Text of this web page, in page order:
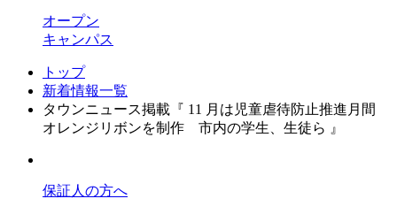
オープン
キャンパス
トップ
新着情報一覧
タウンニュース掲載『 11 月は児童虐待防止推進月間
オレンジリボンを制作 市内の学生、生徒ら 』
保証人の方へ